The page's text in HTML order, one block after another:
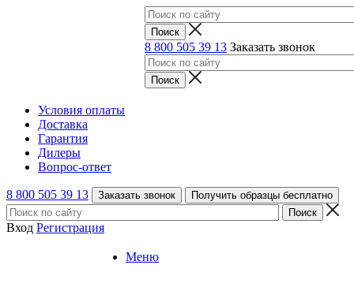
8 800 505 39 13 Заказать звонок
Условия оплаты
Доставка
Гарантия
Дилеры
Вопрос-ответ
8 800 505 39 13 Заказать звонок Получить образцы бесплатно
Вход Регистрация
Меню